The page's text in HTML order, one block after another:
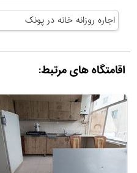
اجاره روزانه خانه در پونک
اقامتگاه های مرتبط: